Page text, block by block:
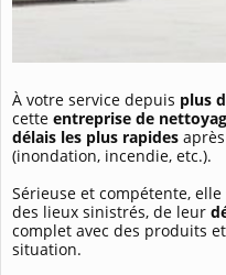
À votre service depuis plus
cette entreprise de
délais les plus rapides
(inondation, incendie, etc.).
Sérieuse et compétente,
des lieux sinistrés, de leur
complet avec des produits
situation.